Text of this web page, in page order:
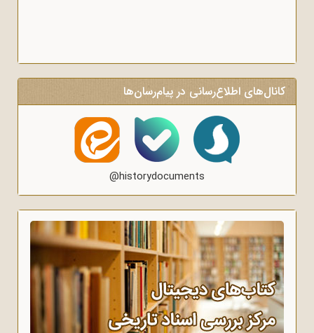
کانال‌های اطلاع‌رسانی در پیام‌رسان‌ها
@historydocuments